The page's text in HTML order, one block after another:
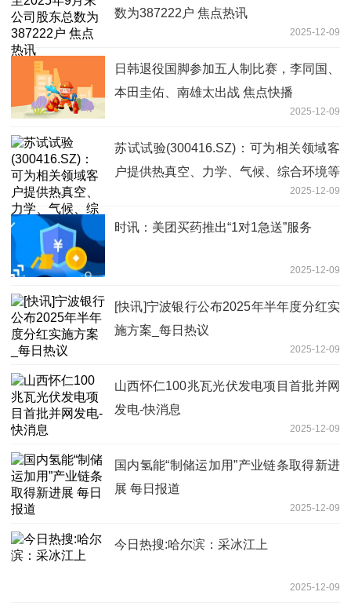
数为387222户 焦点热讯
2025-12-09
日韩退役国脚参加五人制比赛，李同国、
本田圭佑、南雄太出战 焦点快播
2025-12-09
苏试试验(300416.SZ)：可为相关领域客
户提供热真空、力学、气候、综合环境等
2025-12-09
时讯：美团买药推出“1对1急送”服务
2025-12-09
[快讯]宁波银行公布2025年半年度分红实
施方案_每日热议
2025-12-09
山西怀仁100兆瓦光伏发电项目首批并网
发电-快消息
2025-12-09
国内氢能“制储运加用”产业链条取得新进
展 每日报道
2025-12-09
今日热搜:哈尔滨：采冰江上
2025-12-09